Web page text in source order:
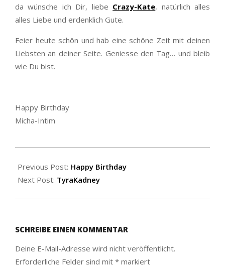
da wünsche ich Dir, liebe Crazy-Kate, natürlich alles
alles Liebe und erdenklich Gute.
Feier heute schön und hab eine schöne Zeit mit deinen
Liebsten an deiner Seite. Geniesse den Tag… und bleib
wie Du bist.
Happy Birthday
Micha-Intim
08-
30
Previous Post: Happy Birthday
Next Post: TyraKadney
SCHREIBE EINEN KOMMENTAR
Deine E-Mail-Adresse wird nicht veröffentlicht.
Erforderliche Felder sind mit * markiert